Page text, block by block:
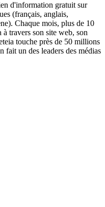
d'information gratuit sur
(français, anglais,
Chaque mois, plus de 10
travers son site web, son
touche près de 50 millions
fait un des leaders des médias